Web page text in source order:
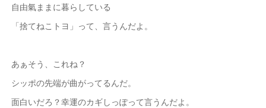
自由氣ままに暮らしている
「捨てねこトヨ」って、言うんだよ。
あぁそう、これね？
シッポの先端が曲がってるんだ。
面白いだろ？幸運のカギしっぽって言うんだよ。